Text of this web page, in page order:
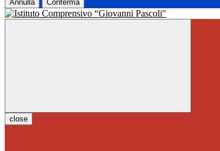
Annulla Conferma
close